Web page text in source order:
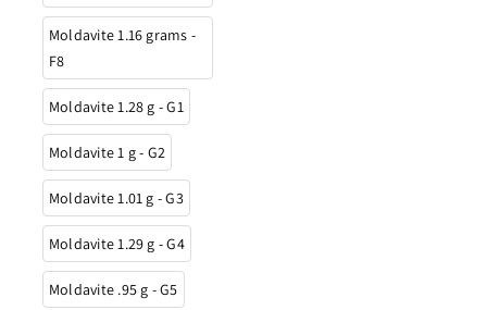
Moldavite 1.16 grams -
F8
Moldavite 1.28 g - G1
Moldavite 1 g - G2
Moldavite 1.01 g - G3
Moldavite 1.29 g - G4
Moldavite .95 g - G5